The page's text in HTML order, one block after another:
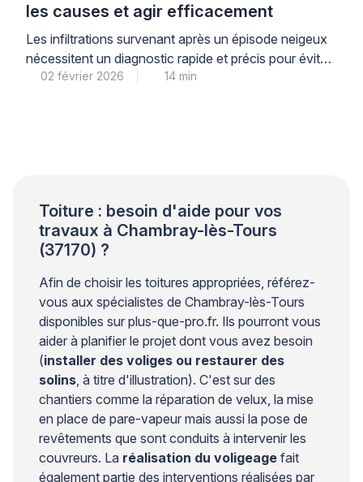
les causes et agir efficacement
Les infiltrations survenant après un épisode neigeux
nécessitent un diagnostic rapide et précis pour éviter
des dommages coûteux à la structure de votre
02 février 2026 14 min
Toiture : besoin d'aide pour vos
travaux à Chambray-lès-Tours
(37170) ?
Afin de choisir les toitures appropriées, référez-
vous aux spécialistes de Chambray-lès-Tours
disponibles sur plus-que-pro.fr. Ils pourront vous
aider à planifier le projet dont vous avez besoin
(installer des voliges ou restaurer des
solins , à titre d'illustration). C'est sur des
chantiers comme la réparation de velux, la mise
en place de pare-vapeur mais aussi la pose de
revêtements que sont conduits à intervenir les
couvreurs. La réalisation du voligeage fait
également partie des interventions réalisées par